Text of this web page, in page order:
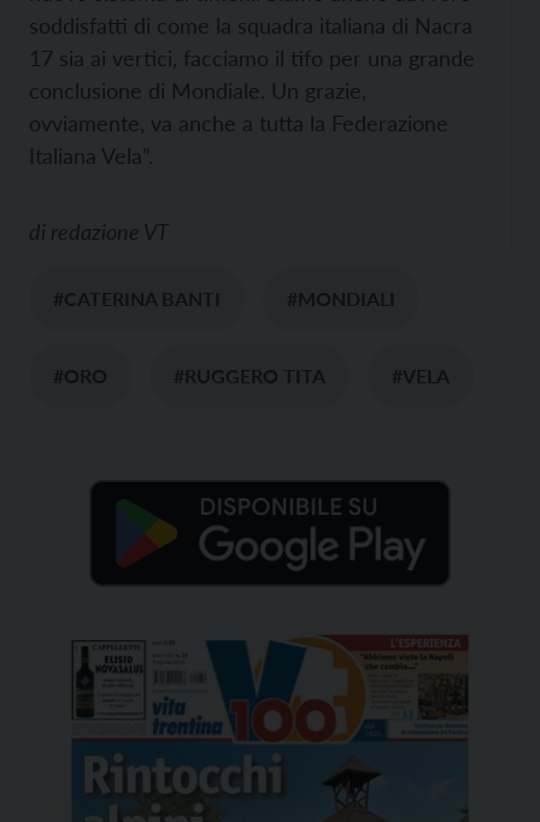
soddisfatti di come la squadra italiana di Nacra
17 sia ai vertici, facciamo il tifo per una grande
conclusione di Mondiale. Un grazie,
ovviamente, va anche a tutta la Federazione
Italiana Vela”.
di redazione VT
#CATERINA BANTI #MONDIALI
#ORO #RUGGERO TITA #VELA